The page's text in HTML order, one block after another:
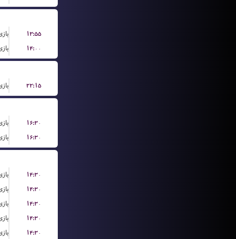
۱۳:۵۵
۱۴:۰۰
۲۲:۱۵
۱۶:۳۰
۱۶:۳۰
۱۴:۳۰
۱۴:۳۰
۱۴:۳۰
۱۴:۳۰
۱۴:۳۰